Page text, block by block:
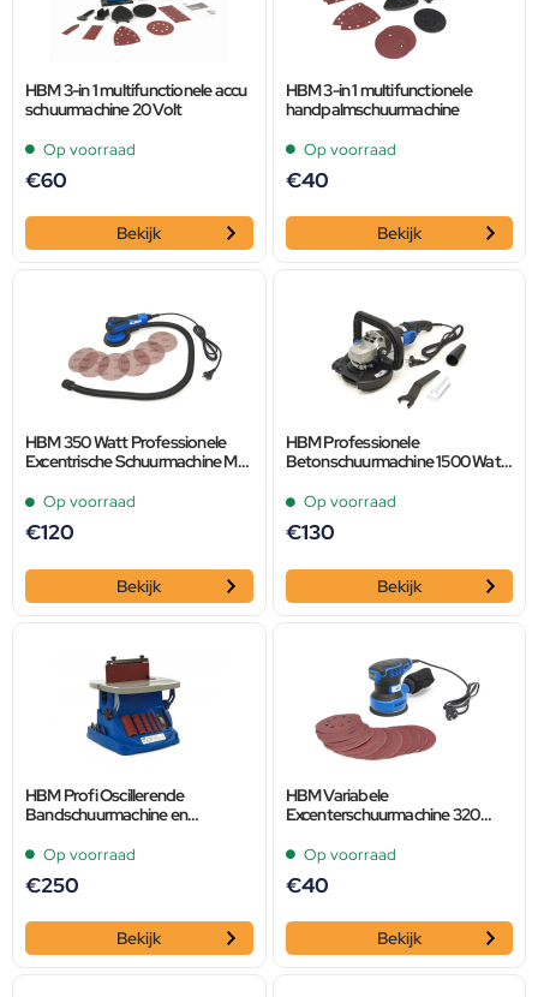
HBM 3-in 1 multifunctionele accu
schuurmachine 20 Volt
Op voorraad
€60
Bekijk
HBM 3-in 1 multifunctionele
handpalmschuurmachine
Op voorraad
€40
Bekijk
HBM 350 Watt Professionele
Excentrische Schuurmachine Met
Op voorraad
€120
Bekijk
HBM Professionele
Betonschuurmachine 1500 Watt
Op voorraad
€130
Bekijk
HBM Profi Oscillerende
Bandschuurmachine en
Op voorraad
€250
Bekijk
HBM Variabele
Excenterschuurmachine 320
Op voorraad
€40
Bekijk